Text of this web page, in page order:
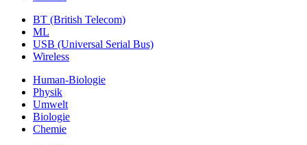
BT (British Telecom)
ML
USB (Universal Serial Bus)
Wireless
Human-Biologie
Physik
Umwelt
Biologie
Chemie